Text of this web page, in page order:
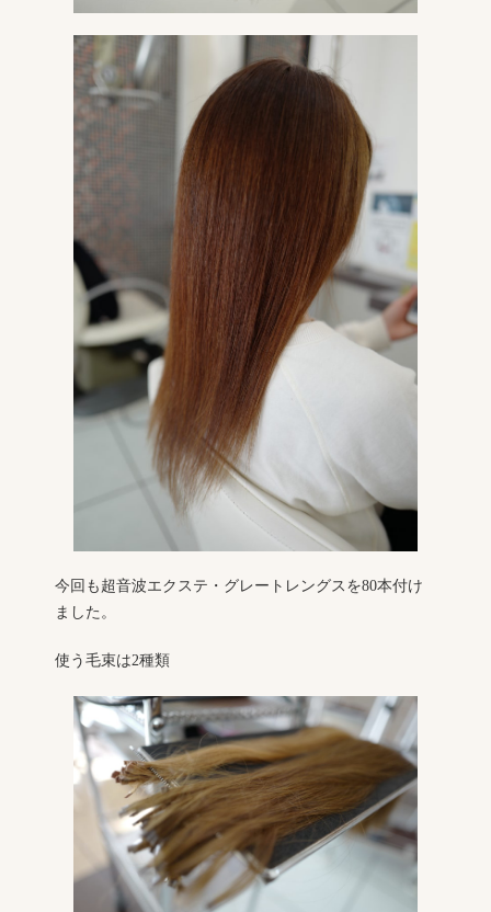
今回も超音波エクステ・グレートレングスを80本付け
ました。
使う毛束は2種類